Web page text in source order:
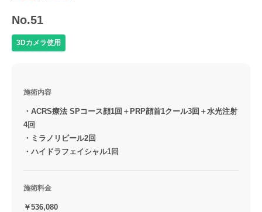
No.51
3Dカメラ使用
施術内容
・ACRS療法 SPコース顔1回＋PRP顔首1クール3回＋水光注射
4回
・ミラノリピール2回
・ハイドラフェイシャル1回
施術料金
￥536,080